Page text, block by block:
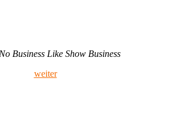
Business Like Show Business
weiter